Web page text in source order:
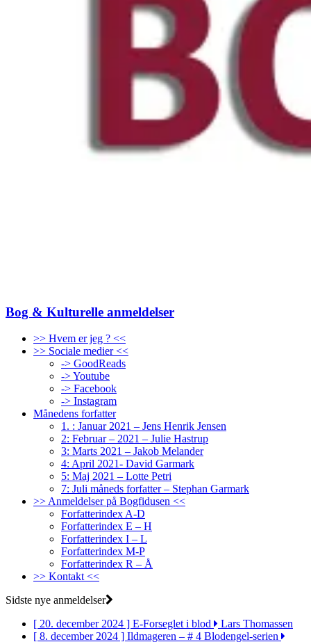
Bog & Kulturelle anmeldelser
>> Hvem er jeg ? <<
>> Sociale medier <<
-> GoodReads
-> Youtube
-> Facebook
-> Instagram
Månedens forfatter
1. : Januar 2021 – Jens Henrik Jensen
2: Februar – 2021 – Julie Hastrup
3: Marts 2021 – Jakob Melander
4: April 2021- David Garmark
5: Maj 2021 – Lotte Petri
7: Juli måneds forfatter – Stephan Garmark
>> Anmeldelser på Bogfidusen <<
Forfatterindex A-D
Forfatterindex E – H
Forfatterindex I – L
Forfatterindex M-P
Forfatterindex R – Å
>> Kontakt <<
Sidste nye anmeldelser
[ 20. december 2024 ] E-Forseglet i blod
Lars Thomassen
[ 8. december 2024 ] Ildmageren – # 4 Blodengel-serien